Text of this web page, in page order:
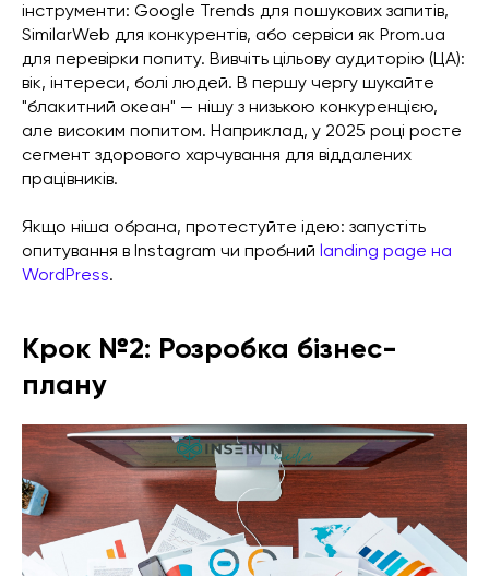
інструменти: Google Trends для пошукових запитів,
SimilarWeb для конкурентів, або сервіси як Prom.ua
для перевірки попиту. Вивчіть цільову аудиторію (ЦА):
вік, інтереси, болі людей. В першу чергу шукайте
"блакитний океан" — нішу з низькою конкуренцією,
але високим попитом. Наприклад, у 2025 році росте
сегмент здорового харчування для віддалених
працівників.
Якщо ніша обрана, протестуйте ідею: запустіть
опитування в Instagram чи пробний landing page на
WordPress.
Крок №2: Розробка бізнес-
плану